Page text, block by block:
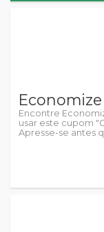
Encontre
usar este cupom
Apresse-se antes